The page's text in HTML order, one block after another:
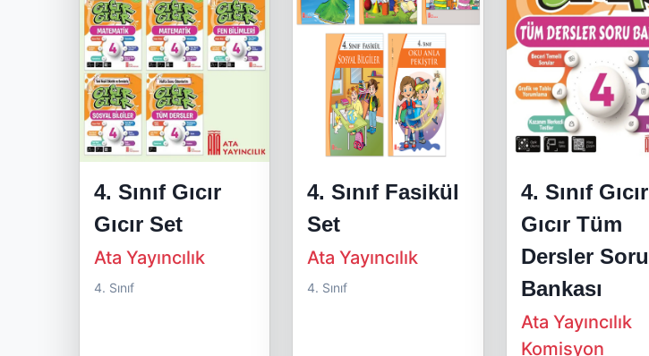
4. Sınıf Gıcır
Gıcır Set
Ata Yayıncılık
4. Sınıf
4. Sınıf Fasikül
Set
Ata Yayıncılık
4. Sınıf
4. Sınıf Gıcır
Gıcır Tüm
Dersler Soru
Bankası
Ata Yayıncılık
Komisyon